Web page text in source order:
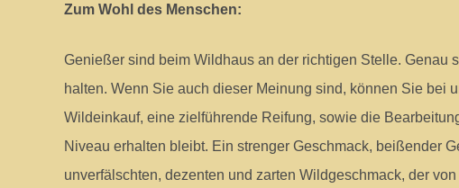
Zum Wohl des Menschen:
Genießer sind beim Wildhaus an der richtigen Stelle. Genau
halten. Wenn Sie auch dieser Meinung sind, können Sie
Wildeinkauf, eine zielführende Reifung, sowie die
Niveau erhalten bleibt. Ein strenger Geschmack, beißender
unverfälschten, dezenten und zarten Wildgeschmack, der